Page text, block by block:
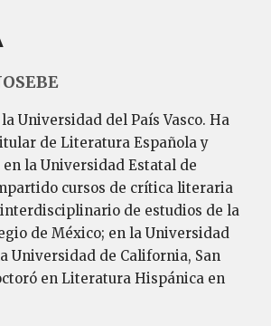
Universidad del País Vasco. Ha
de Literatura Española y
la Universidad Estatal de
cursos de crítica literaria
de estudios de la
de México; en la Universidad
Universidad de California, San
en Literatura Hispánica en